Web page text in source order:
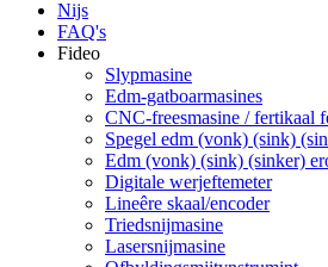
Nijs
FAQ's
Fideo
Slypmasine
Edm-gatboarmasines
CNC-freesmasine / fertikaal
Spegel edm (vonk) (sink)
Edm (vonk) (sink) (sinker)
Digitale werjeftemeter
Lineêre skaal/encoder
Triedsnijmasine
Lasersnijmasine